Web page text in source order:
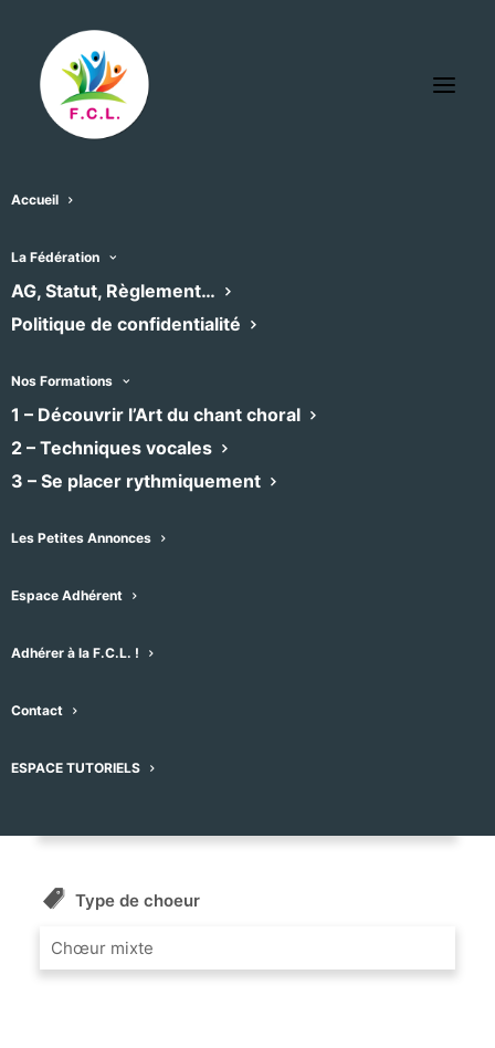
Accueil
La Fédération
AG, Statut, Règlement…
Politique de confidentialité
Nos Formations
1 – Découvrir l’Art du chant choral
2 – Techniques vocales
3 – Se placer rythmiquement
Les Petites Annonces
Espace Adhérent
Adhérer à la F.C.L. !
Contact
ESPACE TUTORIELS
HAPPY QUI CHANTE
Pop, Chansons françaises
Répertoire
Type de choeur
Chœur mixte